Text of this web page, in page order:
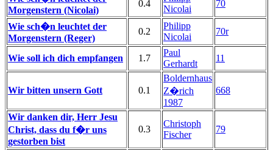
Morgenstern (Nicolai)
0.4
Nicolai
70
Wie sch�n leuchtet der
Morgenstern (Reger)
0.2
Philipp
Nicolai
70r
Wie soll ich dich empfangen 1.7
Paul
Gerhardt
11
Wir bitten unsern Gott 0.1
Boldernhaus
Z�rich
1987
668
Wir danken dir, Herr Jesu
Christ, dass du f�r uns
gestorben bist
0.3
Christoph
Fischer
79